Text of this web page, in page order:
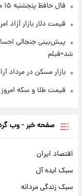
فال حافظ پنجشنبه ۱۵ مرداد ماه ۱۴۰۵
قیمت دلار بازار آزاد امروز پنجشنبه
پیش‌بینی جنجالی
شد+فیلم
بازار مسکن در مرداد
قیمت طلا و سکه امروز پنجشنبه
صفحه خبر - وب
اقتصاد ایران
سبک ایده آل
سبک زندگی مردانه